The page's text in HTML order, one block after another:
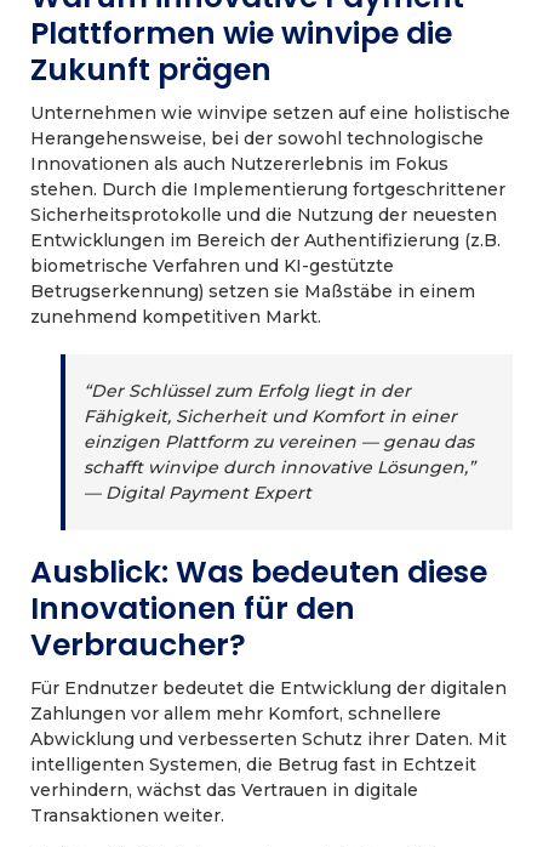
Plattformen wie winvipe die
Zukunft prägen
Unternehmen wie winvipe setzen auf eine holistische
Herangehensweise, bei der sowohl technologische
Innovationen als auch Nutzererlebnis im Fokus
stehen. Durch die Implementierung fortgeschrittener
Sicherheitsprotokolle und die Nutzung der neuesten
Entwicklungen im Bereich der Authentifizierung (z.B.
biometrische Verfahren und KI-gestützte
Betrugserkennung) setzen sie Maßstäbe in einem
zunehmend kompetitiven Markt.
“Der Schlüssel zum Erfolg liegt in der
Fähigkeit, Sicherheit und Komfort in einer
einzigen Plattform zu vereinen — genau das
schafft winvipe durch innovative Lösungen,”
— Digital Payment Expert
Ausblick: Was bedeuten diese
Innovationen für den
Verbraucher?
Für Endnutzer bedeutet die Entwicklung der digitalen
Zahlungen vor allem mehr Komfort, schnellere
Abwicklung und verbesserten Schutz ihrer Daten. Mit
intelligenten Systemen, die Betrug fast in Echtzeit
verhindern, wächst das Vertrauen in digitale
Transaktionen weiter.